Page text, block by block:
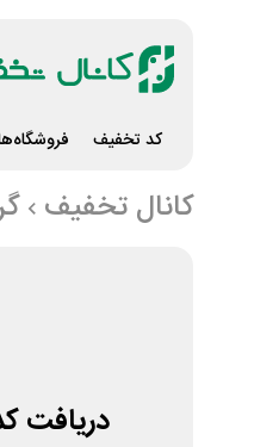
کد تخفیف
کانال تخفیف
دریافت